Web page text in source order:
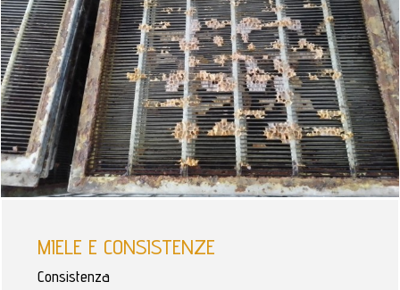
MIELE E CONSISTENZE
Consistenza